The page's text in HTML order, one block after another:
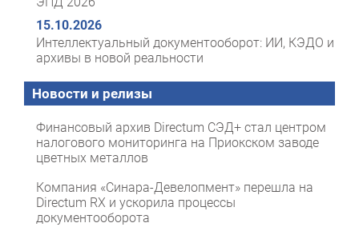
15.10.2026
Интеллектуальный документооборот: ИИ, КЭДО и
архивы в новой реальности
Новости и релизы
Финансовый архив Directum СЭД+ стал центром
налогового мониторинга на Приокском заводе
цветных металлов
Компания «Синара-Девелопмент» перешла на
Directum RX и ускорила процессы
документооборота